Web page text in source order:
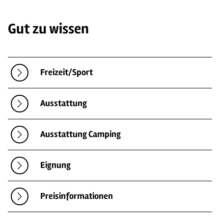
Gut zu wissen
Freizeit/Sport
Ausstattung
Ausstattung Camping
Eignung
Preisinformationen